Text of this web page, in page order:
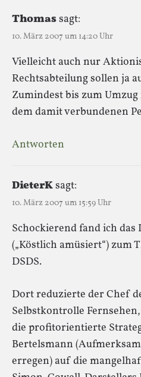
Thomassagt:
10. März 2007 um 14:20 Uhr
Vielleicht auch nur
Rechtsabteilung sollen ja
Zumindest bis zum
dem damit verbundenen
Antworten
DieterKsagt:
10. März 2007 um 15:59 Uhr
Schockierend fand ich
(„Köstlich amüsiert“) zum
DSDS.
Dort reduzierte der Chef
Selbstkontrolle
die profitorientierte
Bertelsmann
erregen) auf die